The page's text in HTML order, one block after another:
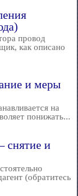
провод
как описано
и меры
на
понижать...
снятие и
(обратитесь